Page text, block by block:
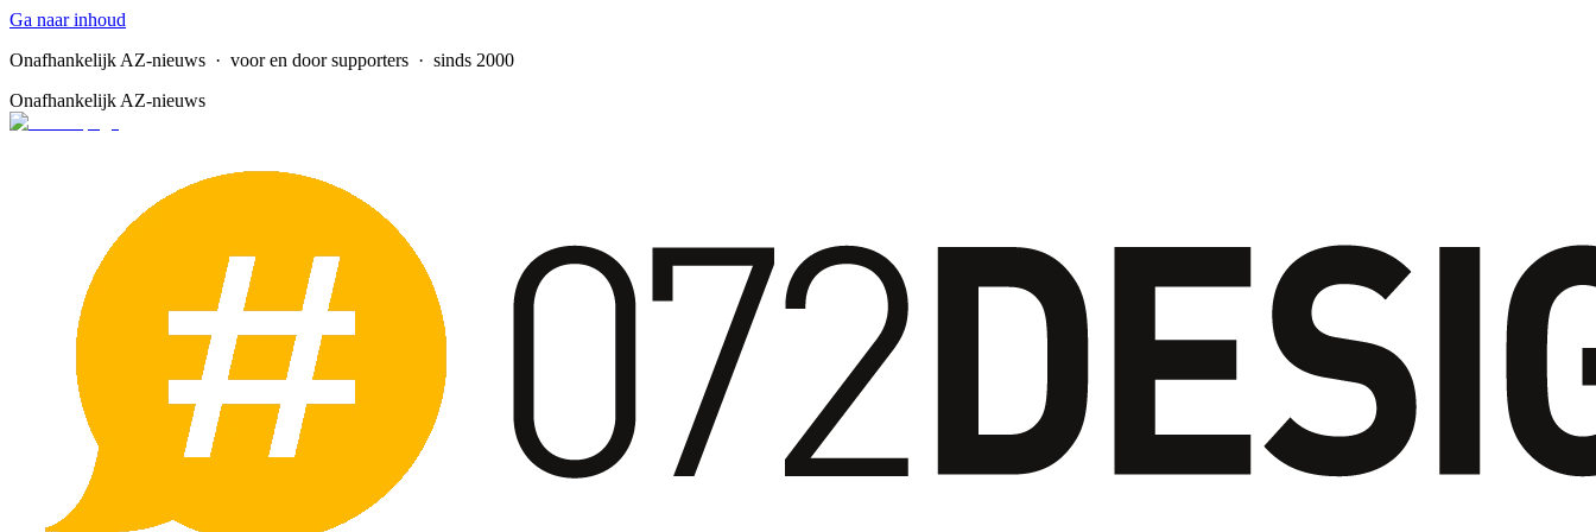
Ga naar inhoud
Onafhankelijk AZ-nieuws · voor en door supporters · sinds 2000
Onafhankelijk AZ-nieuws